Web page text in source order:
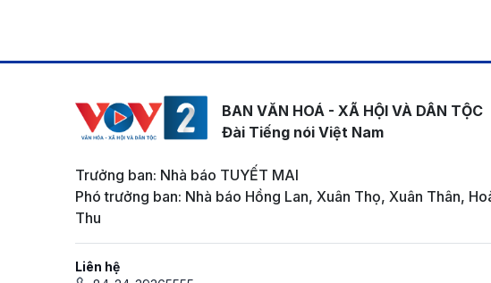
BAN VĂN HOÁ - XÃ HỘI VÀ DÂN TỘC
Đài Tiếng nói Việt Nam
Trưởng ban: Nhà báo TUYẾT MAI
Phó trưởng ban: Nhà báo Hồng Lan, Xuân Thọ, Xuân Thân,
Thu
Liên hệ